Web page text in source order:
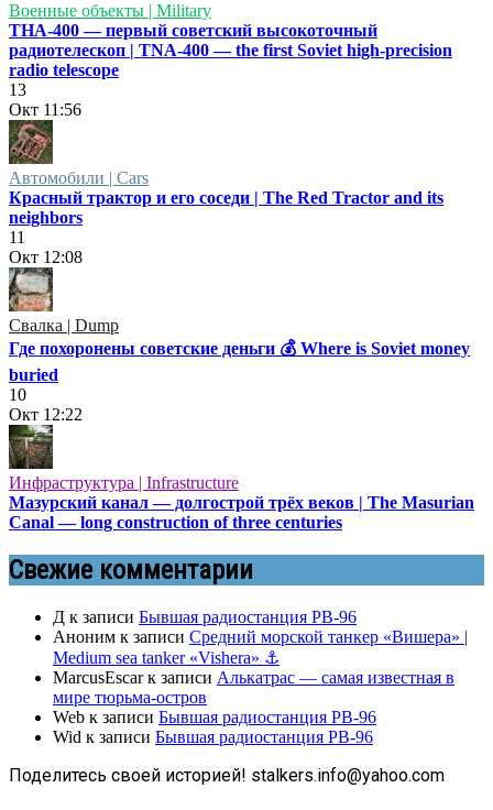
Военные объекты | Military
ТНА-400 — первый советский высокоточный
радиотелескоп | TNA-400 — the first Soviet high-precision
radio telescope
13
Окт 11:56
Автомобили | Cars
Красный трактор и его соседи | The Red Tractor and its
neighbors
11
Окт 12:08
Свалка | Dump
Где похоронены советские деньги 💰 Where is Soviet money
buried
10
Окт 12:22
Инфраструктура | Infrastructure
Мазурский канал — долгострой трёх веков | The Masurian
Canal — long construction of three centuries
Свежие комментарии
Д к записи Бывшая радиостанция РВ-96
Аноним к записи Средний морской танкер «Вишера» |
Medium sea tanker «Vishera» ⚓
MarcusEscarк записи Алькатрас — самая известная в
мире тюрьма-остров
Web к записи Бывшая радиостанция РВ-96
Wid к записи Бывшая радиостанция РВ-96
Поделитесь своей историей! stalkers.info@yahoo.com